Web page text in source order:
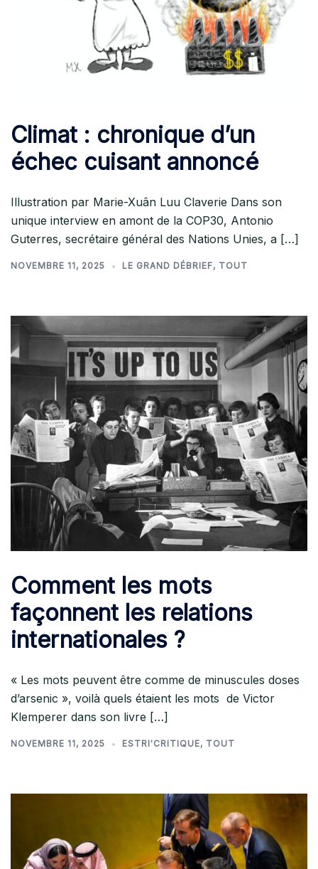
Climat : chronique d’un
échec cuisant annoncé
Illustration par Marie-Xuân Luu Claverie Dans son
unique interview en amont de la COP30, Antonio
Guterres, secrétaire général des Nations Unies, a […]
NOVEMBRE 11, 2025 LE GRAND DÉBRIEF, TOUT
Comment les mots
façonnent les relations
internationales ?
« Les mots peuvent être comme de minuscules doses
d’arsenic », voilà quels étaient les mots de Victor
Klemperer dans son livre […]
NOVEMBRE 11, 2025 ESTRI'CRITIQUE, TOUT